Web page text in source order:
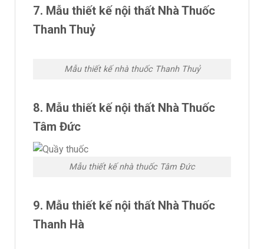
7. Mẫu thiết kế nội thất Nhà Thuốc
Thanh Thuỷ
Mẫu thiết kế nhà thuốc Thanh Thuỷ
8. Mẫu thiết kế nội thất Nhà Thuốc
Tâm Đức
Mẫu thiết kế nhà thuốc Tâm Đức
9. Mẫu thiết kế nội thất Nhà Thuốc
Thanh Hà